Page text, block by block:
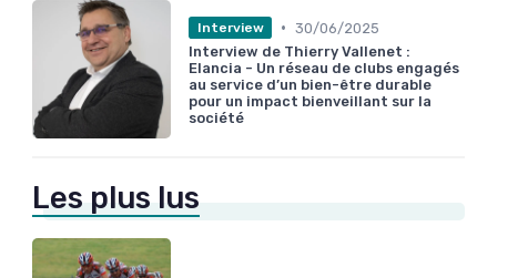
Interview • 30/06/2025
Interview de Thierry Vallenet :
Elancia - Un réseau de clubs engagés
au service d’un bien-être durable
pour un impact bienveillant sur la
société
Les plus lus